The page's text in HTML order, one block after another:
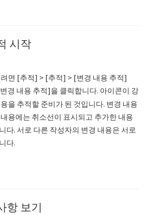
시작
면 [추적] > [추적] > [변경 내용 추적]
경 내용 추적]을 클릭합니다. 아이콘이 강
을 추적할 준비가 된 것입니다. 변경 내용
용에는 취소선이 표시되고 추가한 내용
다. 서로 다른 작성자의 변경 내용은 서로
다.
항 보기